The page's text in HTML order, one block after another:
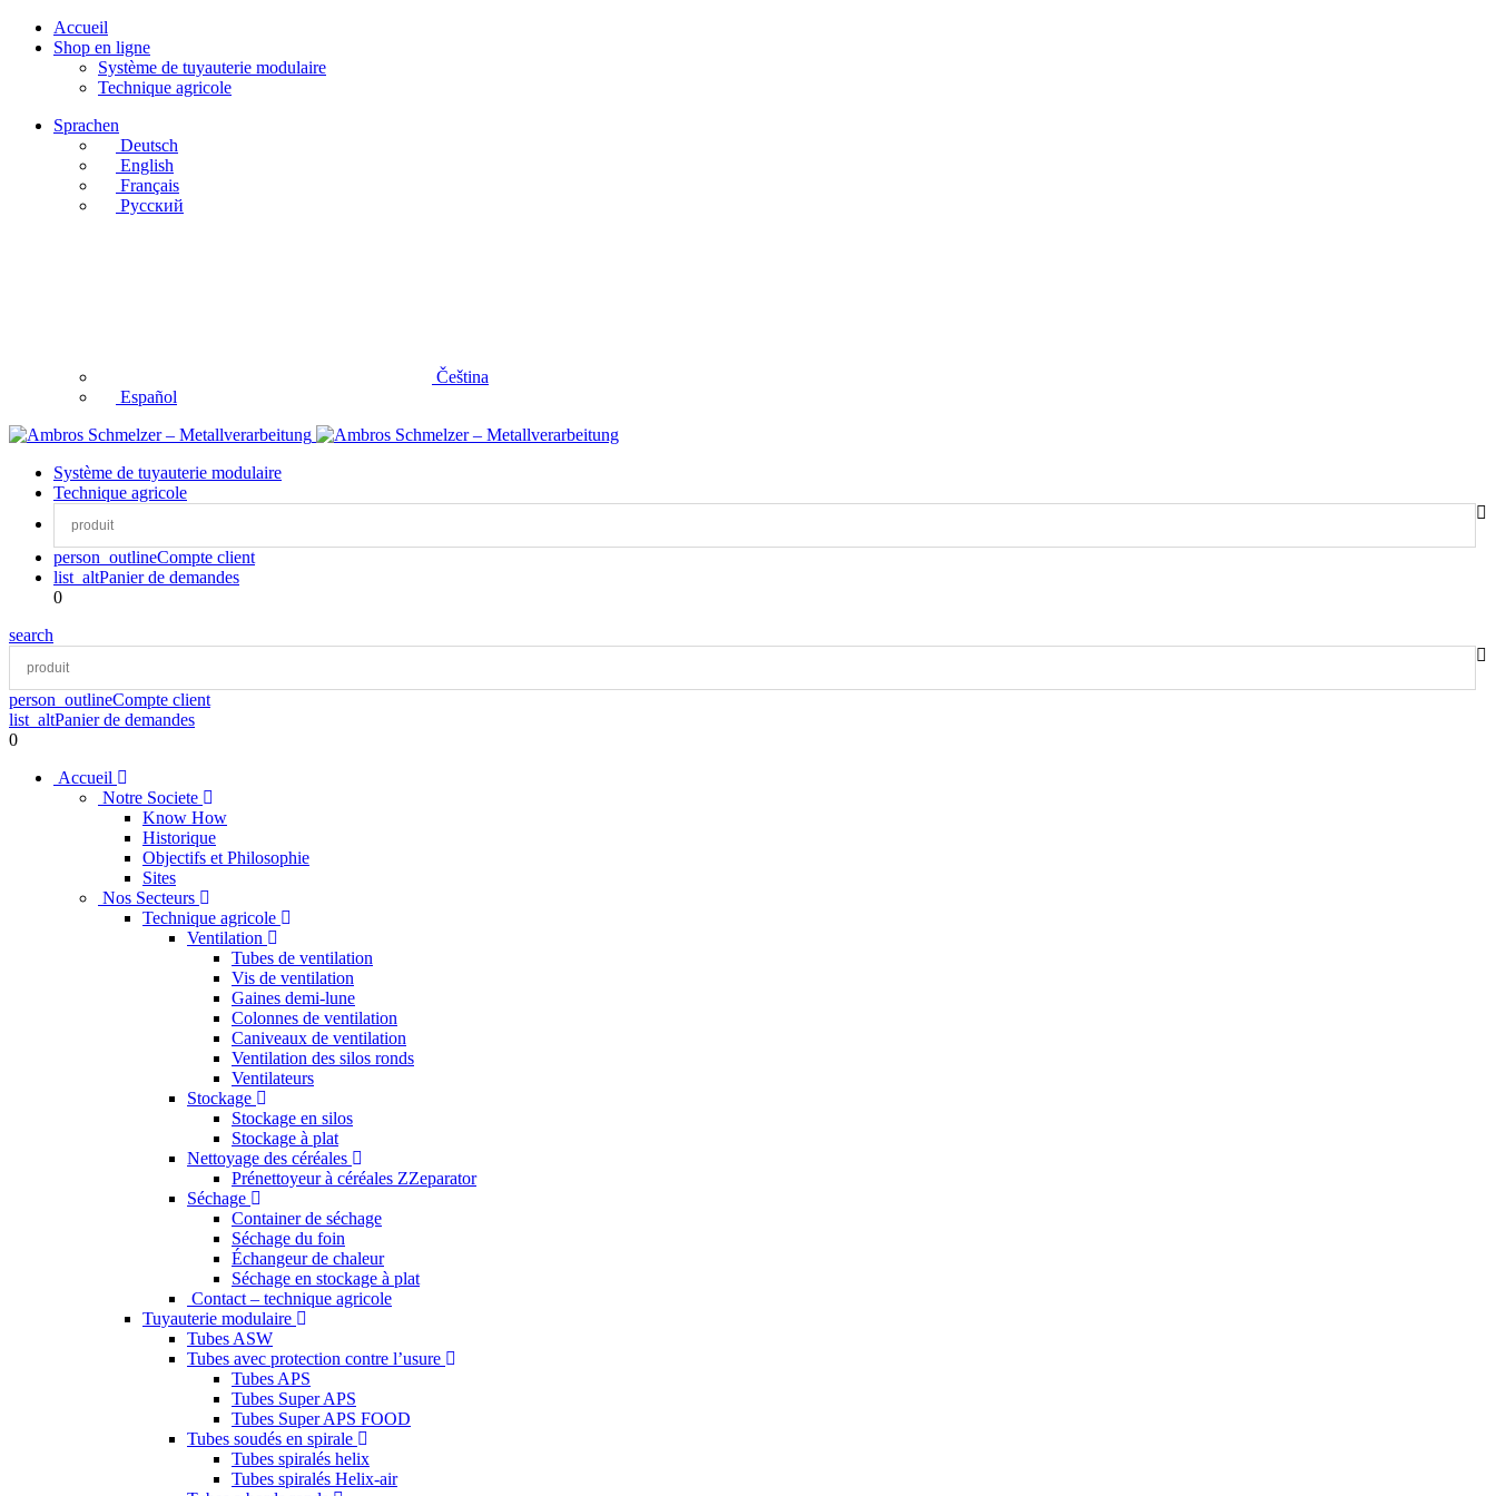
Accueil
Shop en ligne
Système de tuyauterie modulaire
Technique agricole
Sprachen
Deutsch
English
Français
Русский
Čeština
Español
Système de tuyauterie modulaire
Technique agricole
person_outlineCompte client
list_altPanier de demandes
0
search
person_outlineCompte client
list_altPanier de demandes
0
Accueil
Notre Societe
Know How
Historique
Objectifs et Philosophie
Sites
Nos Secteurs
Technique agricole
Ventilation
Tubes de ventilation
Vis de ventilation
Gaines demi-lune
Colonnes de ventilation
Caniveaux de ventilation
Ventilation des silos ronds
Ventilateurs
Stockage
Stockage en silos
Stockage à plat
Nettoyage des céréales
Prénettoyeur à céréales ZZeparator
Séchage
Container de séchage
Séchage du foin
Échangeur de chaleur
Séchage en stockage à plat
Contact – technique agricole
Tuyauterie modulaire
Tubes ASW
Tubes avec protection contre l’usure
Tubes APS
Tubes Super APS
Tubes Super APS FOOD
Tubes soudés en spirale
Tubes spiralés helix
Tubes spiralés Helix-air